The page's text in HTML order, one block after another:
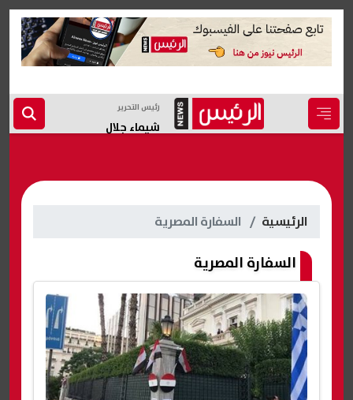
رئيس التحرير
شيماء جلال
الرئيسية السفارة المصرية
السفارة المصرية